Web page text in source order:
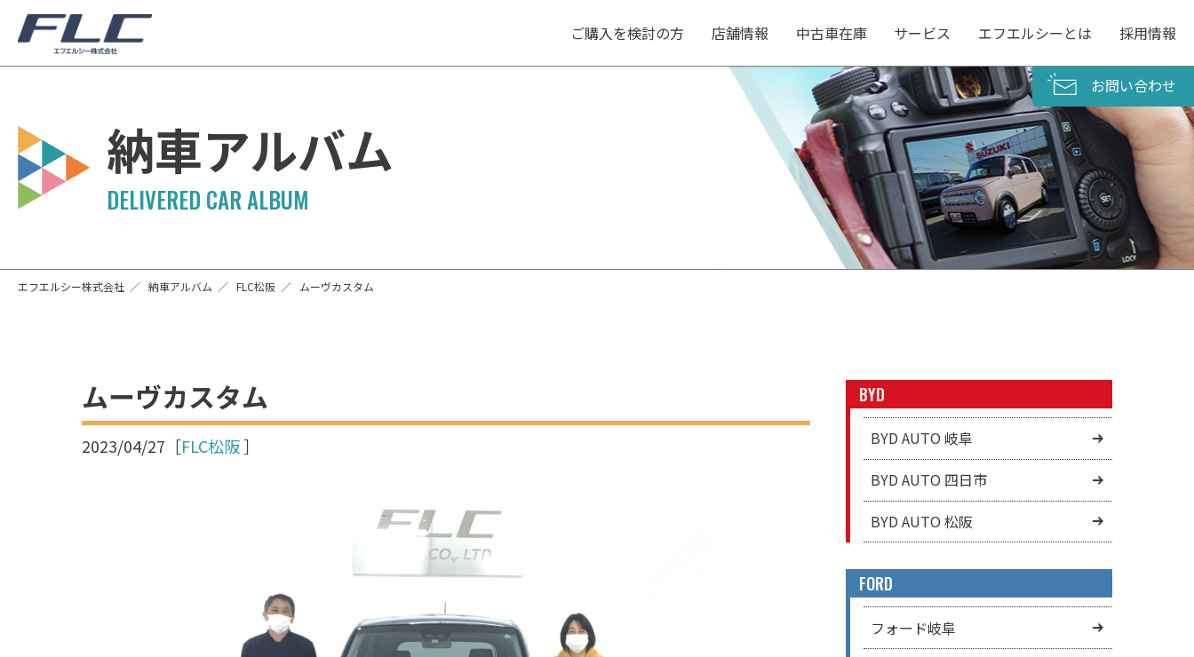
ご購入を検討の方 店舗情報 中古車在庫 サービス エフエルシーとは 採用情報
お問い合わせ
納車アルバム
エフエルシー株式会社 納車アルバム FLC松阪 ムーヴカスタム
ムーヴカスタム
2023/04/27 ［FLC松阪］
BYD
BYD AUTO 岐阜
BYD AUTO 四日市
BYD AUTO 松阪
FORD
フォード岐阜